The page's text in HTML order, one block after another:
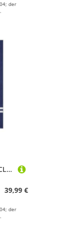
der
Jack & Jones Strandtuch JACCLUB TOWEL 2er Pack 80 x 160cm Handtuch, Frottee (2-St), aus 100% Baumwolle
39,99 €
der